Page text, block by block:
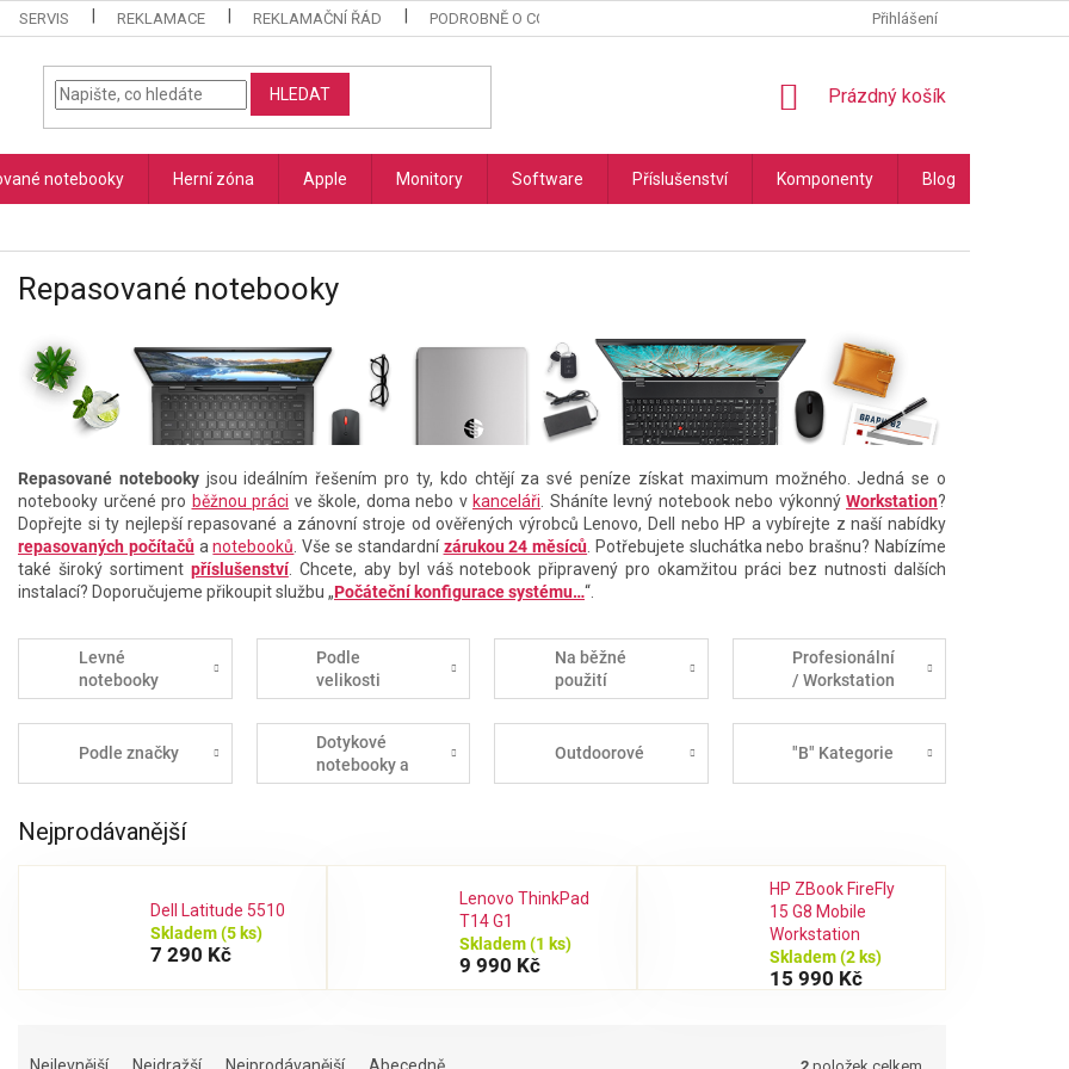
SERVIS REKLAMACE REKLAMAČNÍ ŘÁD PODROBNĚ O COOKIES PODMÍNKY OCHRANY OSOBNÍCH ÚDAJŮ
Přihlášení
HLEDAT
NÁKUPNÍ
Prázdný košík
notebooky Herní zóna Apple Monitory Software Příslušenství Komponenty Blog
Repasované notebooky
Repasované notebookyjsou ideálním řešením pro ty, kdo chtějí za své peníze získat maximum možného. Jedná se o
notebooky určené pro běžnou práci ve škole, doma nebo v kanceláři. Sháníte levný notebook nebo výkonný Workstation?
Dopřejte si ty nejlepší repasované a zánovní stroje od ověřených výrobců Lenovo, Dell nebo HP a vybírejte z naší nabídky
repasovaných počítačůanotebooků. Vše se standardnízárukou 24 měsíců. Potřebujete sluchátka nebo brašnu? Nabízíme
také široký sortiment příslušenství. Chcete, aby byl váš notebook připravený pro okamžitou práci bez nutnosti dalších
instalací? Doporučujeme přikoupit službu „Počáteční konfigurace systému…“.
Levné
notebooky
Podle
velikosti
Na běžné
použití
Profesionální
/ Workstation
Podle značky
Dotykové
notebooky a
tablety
Outdoorové "B" Kategorie
Nejprodávanější
Dell Latitude 5510
Skladem(5 ks)
7 290 Kč
Lenovo ThinkPad
T14 G1
Skladem(1 ks)
9 990 Kč
HP ZBook FireFly
15 G8 Mobile
Workstation
Skladem(2 ks)
15 990 Kč